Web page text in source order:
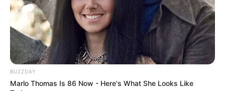
BUZZDAY
Marlo Thomas Is 86 Now - Here's What She Looks Like